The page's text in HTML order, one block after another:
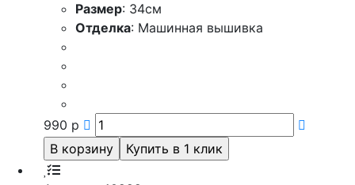
Размер: 34см
Отделка: Машинная вышивка
990 р